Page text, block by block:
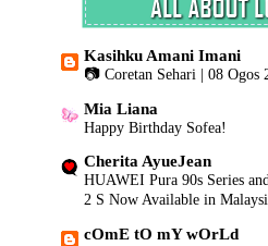
Kasihku Amani Imani
📷 Coretan Sehari | 08 Ogos
Mia Liana
Happy Birthday Sofea!
Cherita AyueJean
HUAWEI Pura 90s Series
2 S Now Available in
cOmE tO mY wOrLd